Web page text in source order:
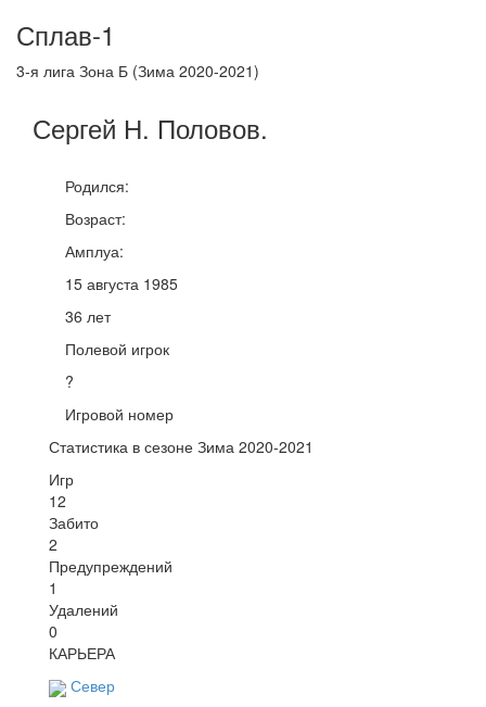
Сплав-1
3-я лига Зона Б (Зима 2020-2021)
Сергей Н. Половов.
Родился:
Возраст:
Амплуа:
15 августа 1985
36 лет
Полевой игрок
?
Игровой номер
Статистика в сезоне Зима 2020-2021
Игр
12
Забито
2
Предупреждений
1
Удалений
0
КАРЬЕРА
Север